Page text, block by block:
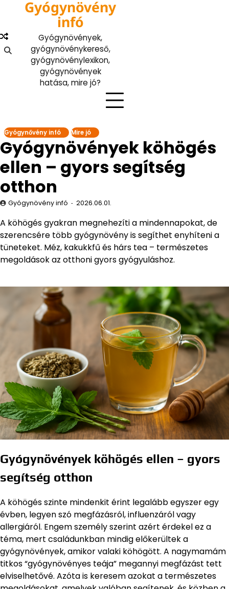
content
Gyógynövény
infó
Gyógynövények,
gyógynövénykereső,
gyógynövénylexikon,
gyógynövények
hatása, mire jó?
Gyógynővény infó Mire jó
Gyógynövények köhögés
ellen – gyors segítség
otthon
Gyógynövény infó 2026.06.01.
A köhögés gyakran megnehezíti a mindennapokat, de
szerencsére több gyógynövény is segíthet enyhíteni a
tüneteket. Méz, kakukkfű és hárs tea – természetes
megoldások az otthoni gyors gyógyuláshoz.
Gyógynövények köhögés ellen – gyors
segítség otthon
A köhögés szinte mindenkit érint legalább egyszer egy
évben, legyen szó megfázásról, influenzáról vagy
allergiáról. Engem személy szerint azért érdekel ez a
téma, mert családunkban mindig előkerültek a
gyógynövények, amikor valaki köhögött. A nagymamám
titkos “gyógynövényes teája” megannyi megfázást tett
elviselhetővé. Azóta is keresem azokat a természetes